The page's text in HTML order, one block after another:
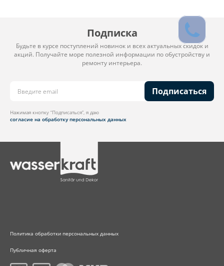
Подписка
Будьте в курсе поступлений новинок и всех актуальных скидок и
акций. Получайте море полезной информации по обустройству и
ремонту интерьера.
Подписаться
Нажимая кнопку “Подписаться”, я даю
согласие на обработку персональных данных
Политика обработки персональных данных
Публичная оферта